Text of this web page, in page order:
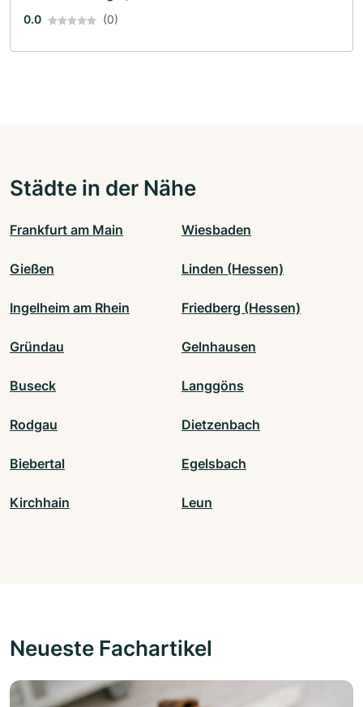
0.0 (0)
Städte in der Nähe
Frankfurt am Main Wiesbaden
Gießen Linden (Hessen)
Ingelheim am Rhein Friedberg (Hessen)
Gründau Gelnhausen
Buseck Langgöns
Rodgau Dietzenbach
Biebertal Egelsbach
Kirchhain Leun
Neueste Fachartikel